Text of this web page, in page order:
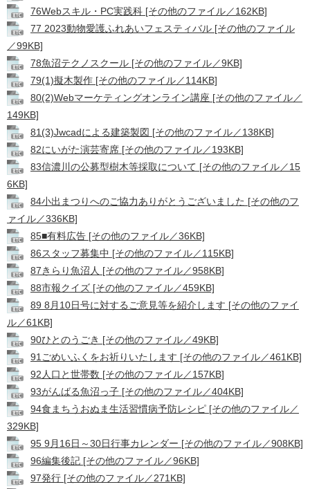
76Webスキル・PC実践科 [その他のファイル／162KB]
77 2023動物愛護ふれあいフェスティバル [その他のファイル
／99KB]
78魚沼テクノスクール [その他のファイル／9KB]
79(1)擬木製作 [その他のファイル／114KB]
80(2)Webマーケティングオンライン講座 [その他のファイル／
149KB]
81(3)Jwcadによる建築製図 [その他のファイル／138KB]
82にいがた演芸寄席 [その他のファイル／193KB]
83信濃川の公募型樹木等採取について [その他のファイル／15
6KB]
84小出まつりへのご協力ありがとうございました [その他のフ
ァイル／336KB]
85■有料広告 [その他のファイル／36KB]
86スタッフ募集中 [その他のファイル／115KB]
87きらり魚沼人 [その他のファイル／958KB]
88市報クイズ [その他のファイル／459KB]
89 8月10日号に対するご意見等を紹介します [その他のファイ
ル／61KB]
90ひとのうごき [その他のファイル／49KB]
91ごめいふくをお祈りいたします [その他のファイル／461KB]
92人口と世帯数 [その他のファイル／157KB]
93がんばる魚沼っ子 [その他のファイル／404KB]
94食まちうおぬま生活習慣病予防レシピ [その他のファイル／
329KB]
95 9月16日～30日行事カレンダー [その他のファイル／908KB]
96編集後記 [その他のファイル／96KB]
97発行 [その他のファイル／271KB]